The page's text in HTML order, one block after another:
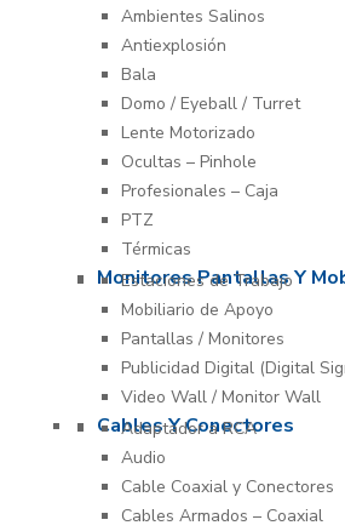
Ambientes Salinos
Antiexplosión
Bala
Domo / Eyeball / Turret
Lente Motorizado
Ocultas – Pinhole
Profesionales – Caja
PTZ
Térmicas
Monitores Pantallas Y
Estaciones de Trabajo
Mobiliario de Apoyo
Pantallas / Monitores
Publicidad Digital (Digital
Video Wall / Monitor Wall
Cables Y Conectores
Adaptador a RCA
Audio
Cable Coaxial y Conectores
Cables Armados – Coaxial